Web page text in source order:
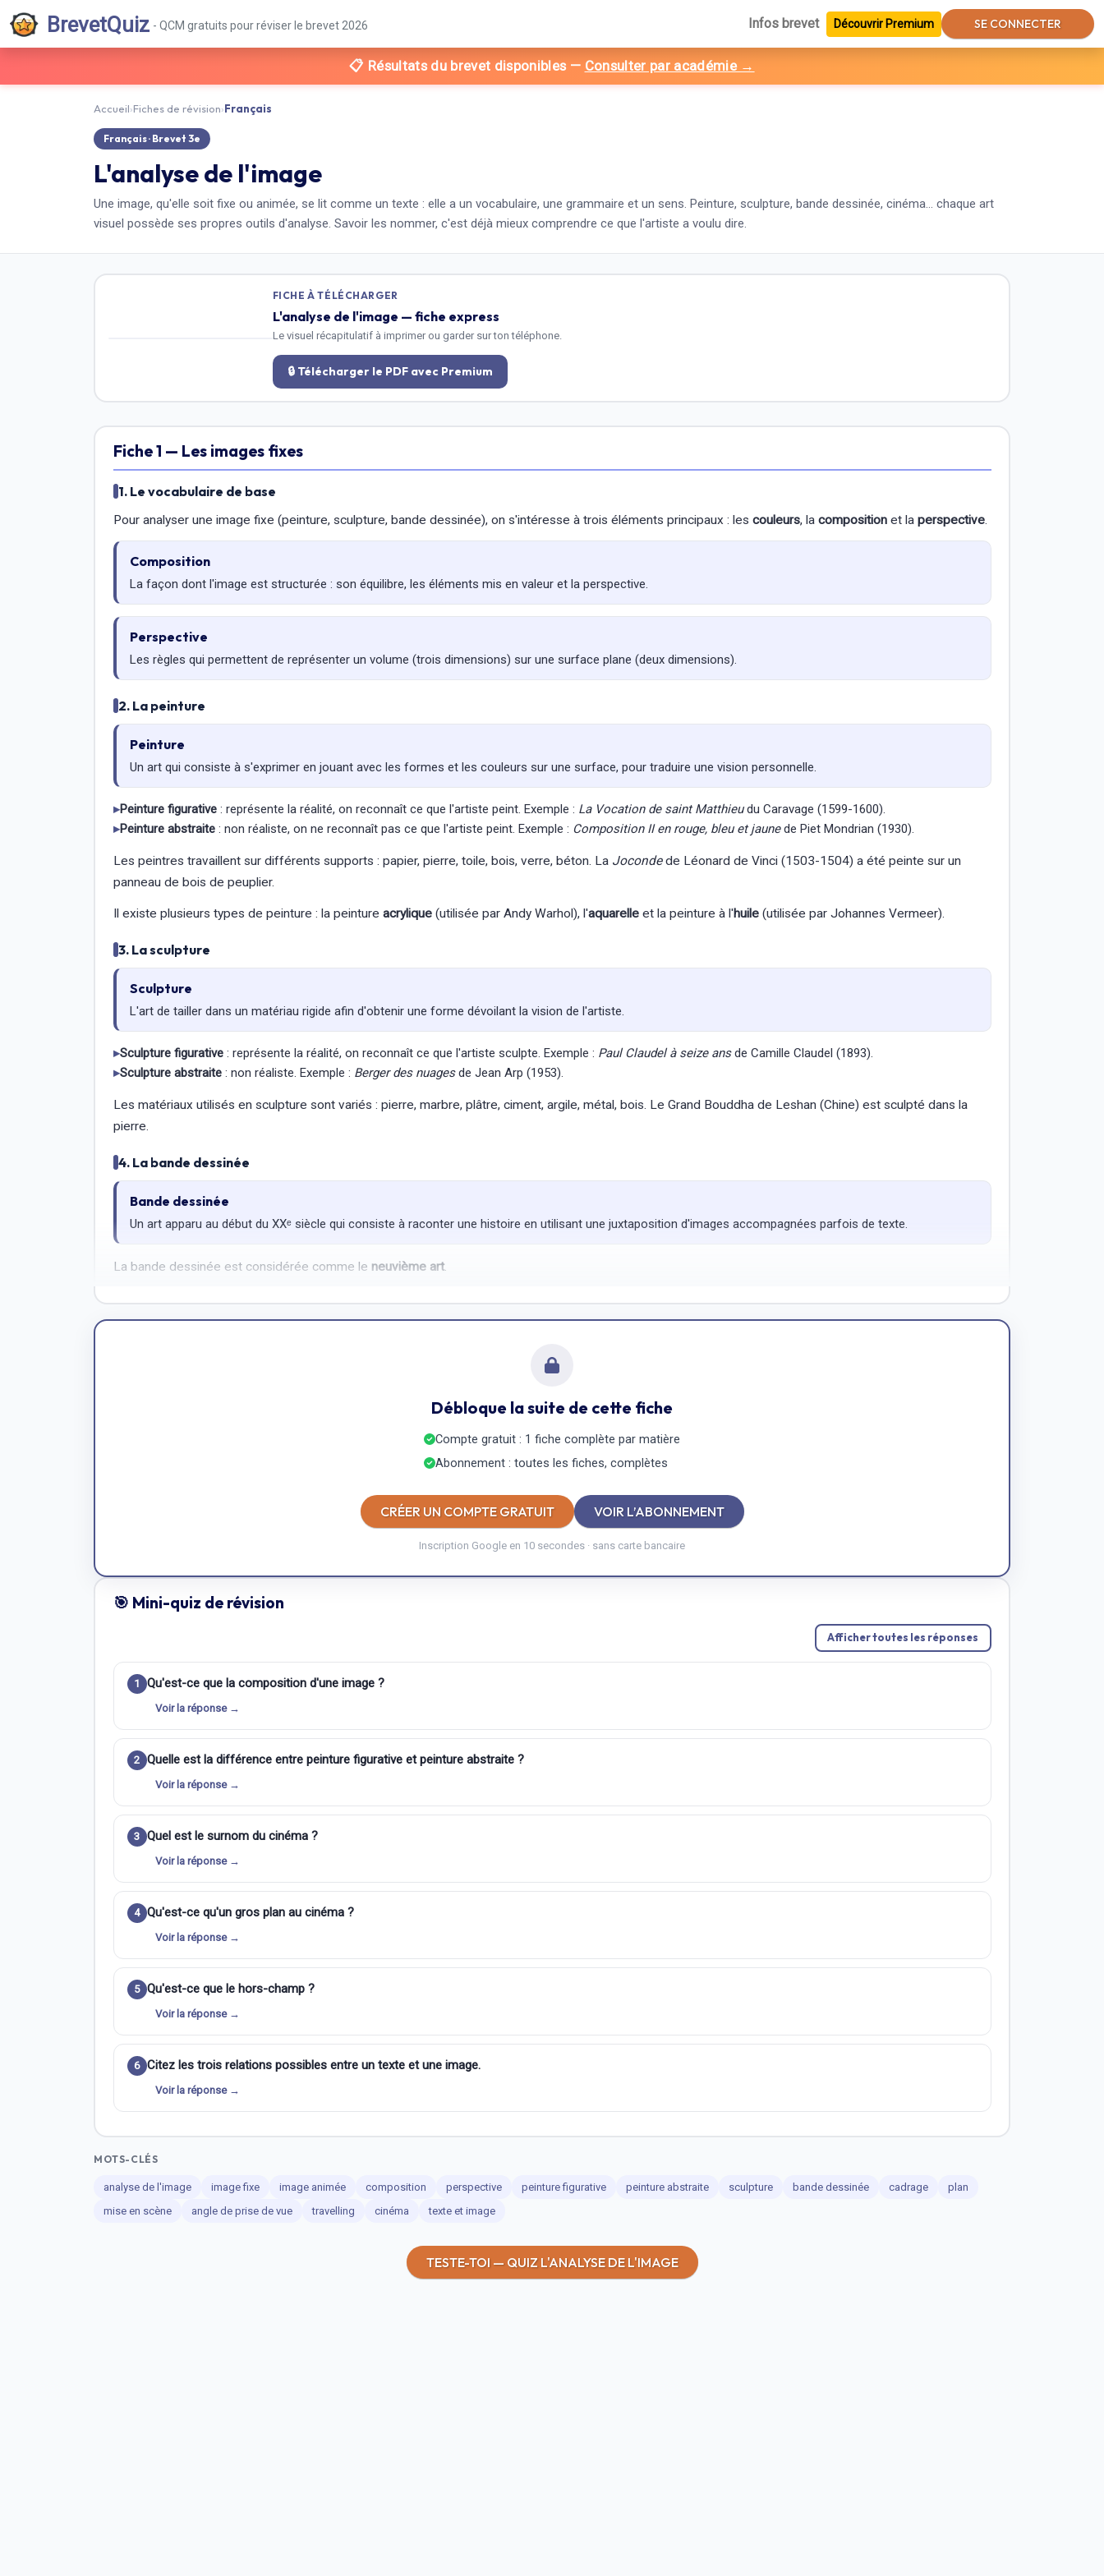
BrevetQuiz - QCM gratuits pour réviser le brevet 2026 Infos brevet Découvrir Premium SE CONNECTER
📋 Résultats du brevet disponibles— Consulter par académie →
Accueil›Fiches de révision›Français
Français· Brevet 3e
L'analyse de l'image
Une image, qu'elle soit fixe ou animée, se lit comme un texte : elle a un vocabulaire, une grammaire et un sens. Peinture, sculpture, bande dessinée, cinéma… chaque art
visuel possède ses propres outils d'analyse. Savoir les nommer, c'est déjà mieux comprendre ce que l'artiste a voulu dire.
FICHE À TÉLÉCHARGER
L'analyse de l'image — fiche express
Le visuel récapitulatif à imprimer ou garder sur ton téléphone.
🔒 Télécharger le PDF avec Premium
Fiche 1 — Les images fixes
1. Le vocabulaire de base
Pour analyser une image fixe (peinture, sculpture, bande dessinée), on s'intéresse à trois éléments principaux : les couleurs, la compositionet la perspective.
Composition
La façon dont l'image est structurée : son équilibre, les éléments mis en valeur et la perspective.
Perspective
Les règles qui permettent de représenter un volume (trois dimensions) sur une surface plane (deux dimensions).
2. La peinture
Peinture
Un art qui consiste à s'exprimer en jouant avec les formes et les couleurs sur une surface, pour traduire une vision personnelle.
▸Peinture figurative: représente la réalité, on reconnaît ce que l'artiste peint. Exemple : La Vocation de saint Matthieudu Caravage (1599-1600).
▸Peinture abstraite: non réaliste, on ne reconnaît pas ce que l'artiste peint. Exemple : Composition II en rouge, bleu et jaunede Piet Mondrian (1930).
Les peintres travaillent sur différents supports : papier, pierre, toile, bois, verre, béton. La Jocondede Léonard de Vinci (1503-1504) a été peinte sur un
panneau de bois de peuplier.
Il existe plusieurs types de peinture : la peinture acrylique(utilisée par Andy Warhol), l'aquarelleet la peinture à l'huile(utilisée par Johannes Vermeer).
3. La sculpture
Sculpture
L'art de tailler dans un matériau rigide afin d'obtenir une forme dévoilant la vision de l'artiste.
▸Sculpture figurative: représente la réalité, on reconnaît ce que l'artiste sculpte. Exemple : Paul Claudel à seize ansde Camille Claudel (1893).
▸Sculpture abstraite: non réaliste. Exemple : Berger des nuagesde Jean Arp (1953).
Les matériaux utilisés en sculpture sont variés : pierre, marbre, plâtre, ciment, argile, métal, bois. Le Grand Bouddha de Leshan (Chine) est sculpté dans la
pierre.
4. La bande dessinée
Bande dessinée
Un art apparu au début du XXᵉ siècle qui consiste à raconter une histoire en utilisant une juxtaposition d'images accompagnées parfois de texte.
La bande dessinée est considérée comme le neuvième art.
Débloque la suite de cette fiche
Compte gratuit : 1 fiche complète par matière
Abonnement : toutes les fiches, complètes
CRÉER UN COMPTE GRATUIT VOIR L’ABONNEMENT
Inscription Google en 10 secondes · sans carte bancaire
🎯 Mini-quiz de révision
Afficher toutes les réponses
1 Qu'est-ce que la composition d'une image ?
Voir la réponse →
2 Quelle est la différence entre peinture figurative et peinture abstraite ?
Voir la réponse →
3 Quel est le surnom du cinéma ?
Voir la réponse →
4 Qu'est-ce qu'un gros plan au cinéma ?
Voir la réponse →
5 Qu'est-ce que le hors-champ ?
Voir la réponse →
6 Citez les trois relations possibles entre un texte et une image.
Voir la réponse →
MOTS-CLÉS
analyse de l'image image fixe image animée composition perspective peinture figurative peinture abstraite sculpture bande dessinée cadrage
plan
mise en scène
angle de prise de vue travelling cinéma texte et image
TESTE-TOI — QUIZ L'ANALYSE DE L'IMAGE